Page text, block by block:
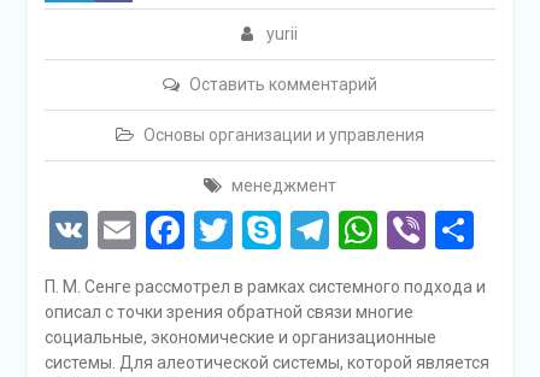
yurii
Оставить комментарий
Основы организации и управления
менеджмент
VKEmailFacebook
Twitter
SkypeTelegram
Viber
П. М. Сенге рассмотрел в рамках системного подхода и
описал с точки зрения обратной связи многие
социальные, экономические и организационные
системы. Для алеотической системы, которой является